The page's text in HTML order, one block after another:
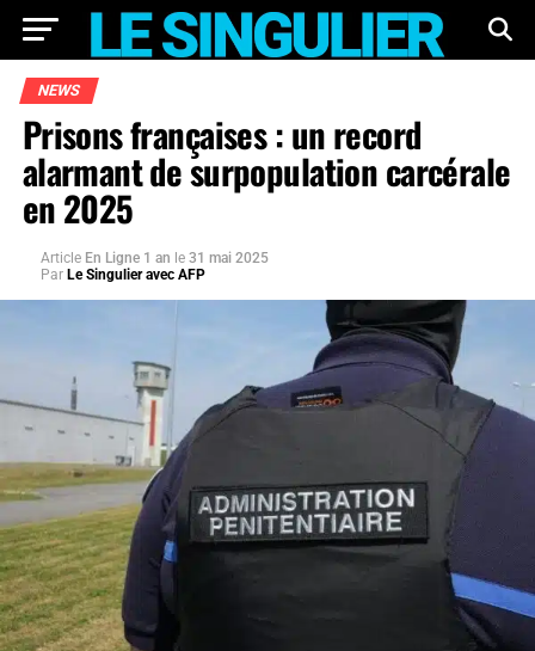
NEWS
Prisons françaises : un record
alarmant de surpopulation carcérale
en 2025
Article En Ligne 1 an le 31 mai 2025
Par Le Singulier avec AFP